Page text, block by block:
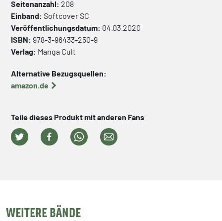
Seitenanzahl: 208
Einband: SoftcoverSC
Veröffentlichungsdatum: 04.03.2020
ISBN: 978-3-96433-250-9
Verlag: Manga Cult
Alternative Bezugsquellen:
amazon.de
Teile dieses Produkt mit anderen Fans
WEITERE BÄNDE